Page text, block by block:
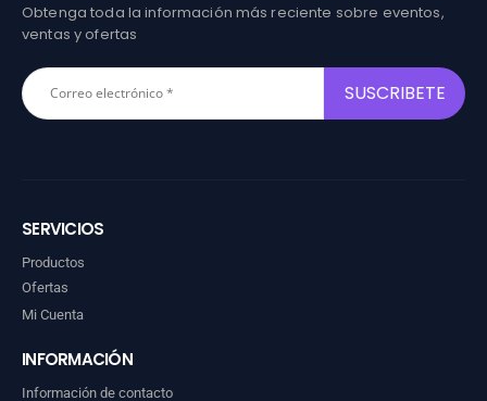
Obtenga toda la información más reciente sobre eventos,
ventas y ofertas
SERVICIOS
Productos
Ofertas
Mi Cuenta
INFORMACIÓN
Información de contacto